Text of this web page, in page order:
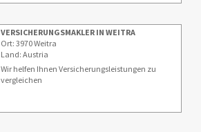
VERSICHERUNGSMAKLER IN WEITRA
Ort: 3970 Weitra
Land: Austria
Wir helfen Ihnen Versicherungsleistungen zu
vergleichen